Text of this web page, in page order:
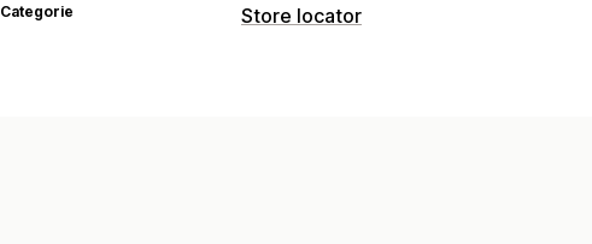
Categorie Store locator